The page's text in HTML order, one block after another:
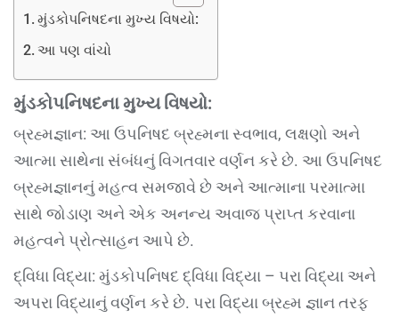
મુંડકોપનિષદના મુખ્ય વિષયો:
આ પણ વાંચો
મુંડકોપનિષદના મુખ્ય વિષયો:
બ્રહ્મજ્ઞાન: આ ઉપનિષદ બ્રહ્મના સ્વભાવ, લક્ષણો અને
આત્મા સાથેના સંબંધનું વિગતવાર વર્ણન કરે છે. આ ઉપનિષદ
બ્રહ્મજ્ઞાનનું મહત્વ સમજાવે છે અને આત્માના પરમાત્મા
સાથે જોડાણ અને એક અનન્ય અવાજ પ્રાપ્ત કરવાના
મહત્વને પ્રોત્સાહન આપે છે.
દ્વિધા વિદ્યા: મુંડકોપનિષદ દ્વિધા વિદ્યા – પરા વિદ્યા અને
અપરા વિદ્યાનું વર્ણન કરે છે. પરા વિદ્યા બ્રહ્મ જ્ઞાન તરફ